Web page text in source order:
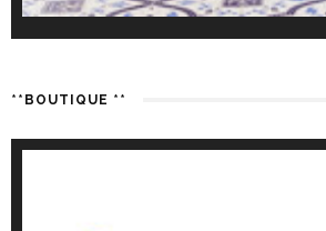
**BOUTIQUE **